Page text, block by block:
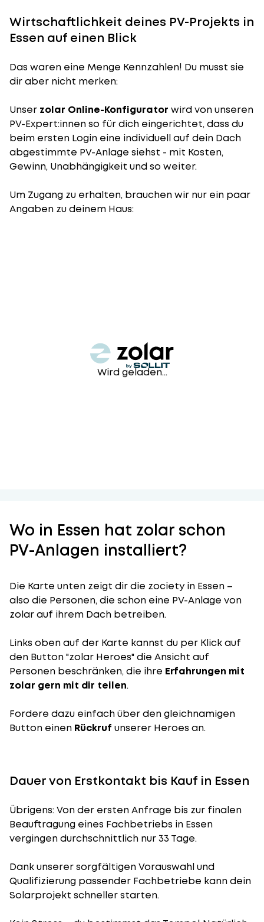
Wirtschaftlichkeit deines PV-Projekts in
Essen auf einen Blick
Das waren eine Menge Kennzahlen! Du musst sie
dir aber nicht merken:
Unser zolar Online-Konfigurator wird von unseren
PV-Expert:innen so für dich eingerichtet, dass du
beim ersten Login eine individuell auf dein Dach
abgestimmte PV-Anlage siehst - mit Kosten,
Gewinn, Unabhängigkeit und so weiter.
Um Zugang zu erhalten, brauchen wir nur ein paar
Angaben zu deinem Haus:
Wird geladen...
Wo in Essen hat zolar schon
PV-Anlagen installiert?
Die Karte unten zeigt dir die zociety in Essen –
also die Personen, die schon eine PV-Anlage von
zolar auf ihrem Dach betreiben.
Links oben auf der Karte kannst du per Klick auf
den Button "zolar Heroes" die Ansicht auf
Personen beschränken, die ihre Erfahrungen mit
zolar gern mit dir teilen.
Fordere dazu einfach über den gleichnamigen
Button einen Rückruf unserer Heroes an.
Dauer von Erstkontakt bis Kauf in Essen
Übrigens: Von der ersten Anfrage bis zur finalen
Beauftragung eines Fachbetriebs in Essen
vergingen durchschnittlich nur 33 Tage.
Dank unserer sorgfältigen Vorauswahl und
Qualifizierung passender Fachbetriebe kann dein
Solarprojekt schneller starten.